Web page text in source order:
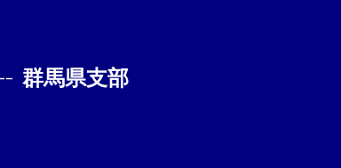
群馬県支部